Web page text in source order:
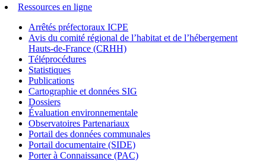
Ressources en ligne
Arrêtés préfectoraux ICPE
Avis du comité régional de l’habitat et de l’hébergement
Hauts-de-France (CRHH)
Téléprocédures
Statistiques
Publications
Cartographie et données SIG
Dossiers
Évaluation environnementale
Observatoires Partenariaux
Portail des données communales
Portail documentaire (SIDE)
Porter à Connaissance (PAC)